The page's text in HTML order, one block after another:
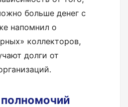
больше денег с
напомнил о
коллекторов,
долги от